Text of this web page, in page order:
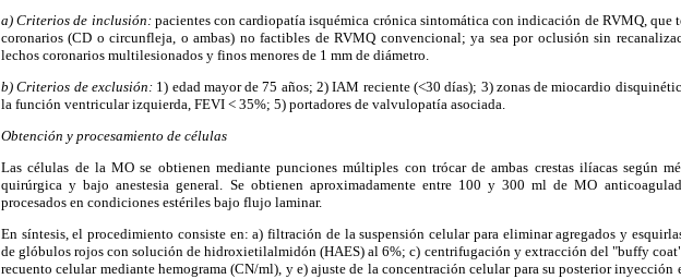
a) Criterios de inclusión: pacientes con cardiopatía isquémica crónica sintomática con indicación de RVMQ, que
coronarios (CD o circunfleja, o ambas) no factibles de RVMQ convencional; ya sea por oclusión sin
lechos coronarios multilesionados y finos menores de 1 mm de diámetro.
b) Criterios de exclusión:1) edad mayor de 75 años; 2) IAM reciente (<30 días); 3) zonas de miocardio
la función ventricular izquierda, FEVI < 35%; 5) portadores de valvulopatía asociada.
Obtención y procesamiento de células
Las células de la MO se obtienen mediante punciones múltiples con trócar de ambas crestas ilíacas según
quirúrgica y bajo anestesia general. Se obtienen aproximadamente entre 100 y 300 ml de MO
procesados en condiciones estériles bajo flujo laminar.
En síntesis, el procedimiento consiste en: a) filtración de la suspensión celular para eliminar agregados y
de glóbulos rojos con solución de hidroxietilalmidón (HAES) al 6%; c) centrifugación y extracción del "buffy
recuento celular mediante hemograma (CN/ml), y e) ajuste de la concentración celular para su posterior